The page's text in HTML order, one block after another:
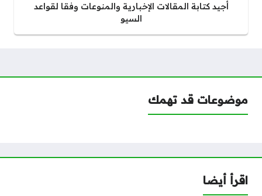
أجيد كتابة المقالات الإخبارية والمنوعات وفقا لقواعد
السيو
موضوعات قد تهمك
اقرأ أيضا